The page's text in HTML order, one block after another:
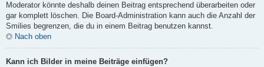
Moderator könnte deshalb deinen Beitrag entsprechend überarbeiten oder
gar komplett löschen. Die Board-Administration kann auch die Anzahl der
Smilies begrenzen, die du in einem Beitrag benutzen kannst.
Nach oben
Kann ich Bilder in meine Beiträge einfügen?